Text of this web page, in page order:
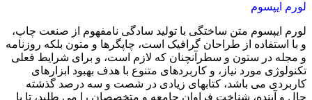
لورم ایپسوم
لورم ایپسوم متن ساختگی با تولید سادگی نامفهوم از صنعت چاپ،
و با استفاده از طراحان گرافیک است، چاپگرها و متون بلکه روزنامه
و مجله در ستون و سطرآنچنان که لازم است، و برای شرایط فعلی
تکنولوژی مورد نیاز، و کاربردهای متنوع با هدف بهبود ابزارهای
کاربردی می باشد، کتابهای زیادی در شصت و سه درصد گذشته
حال و آینده، شناخت فراوان جامعه و متخصصان را می طلبد، تا با